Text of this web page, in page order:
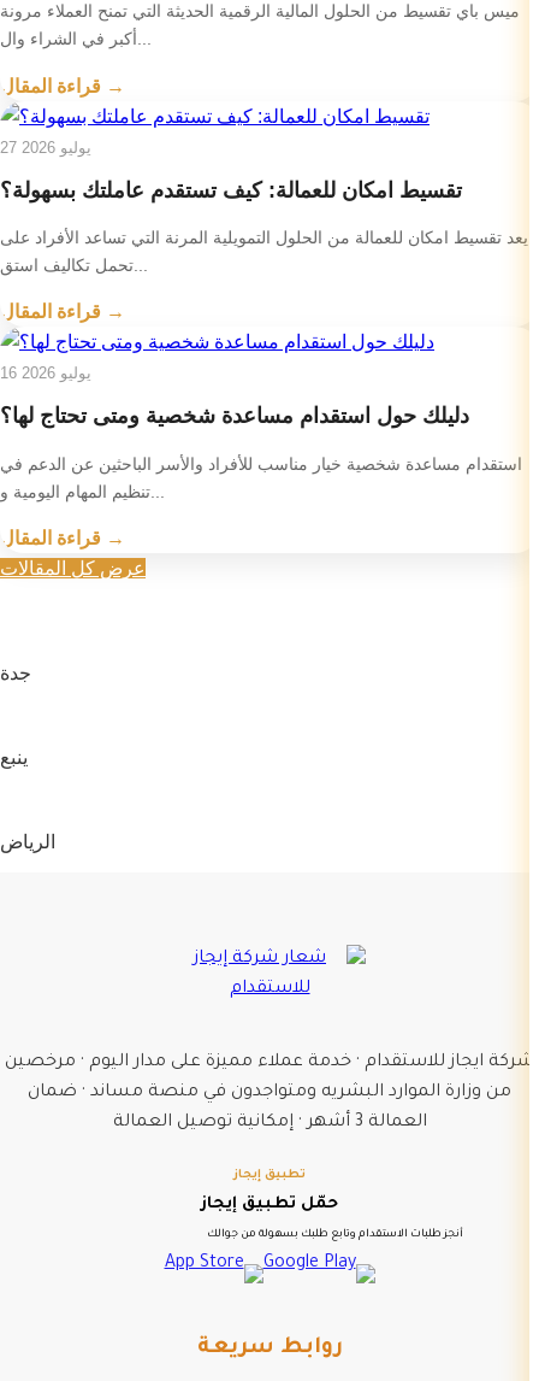
ميس باي تقسيط من الحلول المالية الرقمية الحديثة التي تمنح العملاء مرونة
أكبر في الشراء وال...
قراءة المقال →
27 يوليو 2026
تقسيط امكان للعمالة: كيف تستقدم عاملتك بسهولة؟
يعد تقسيط امكان للعمالة من الحلول التمويلية المرنة التي تساعد الأفراد على
قراءة المقال →
16 يوليو 2026
دليلك حول استقدام مساعدة شخصية ومتى تحتاج لها؟
استقدام مساعدة شخصية خيار مناسب للأفراد والأسر الباحثين عن الدعم في
قراءة المقال →
عرض كل المقالات
جدة
ينبع
الرياض
شركة ايجاز للاستقدام · خدمة عملاء مميزة على مدار اليوم · مرخصين
من وزارة الموارد البشريه ومتواجدون في منصة مساند · ضمان
العمالة 3 أشهر · إمكانية توصيل العمالة
تطبيق إيجاز
حمّل تطبيق إيجاز
أنجز طلبات الاستقدام وتابع طلبك بسهولة من جوالك
روابط سريعة